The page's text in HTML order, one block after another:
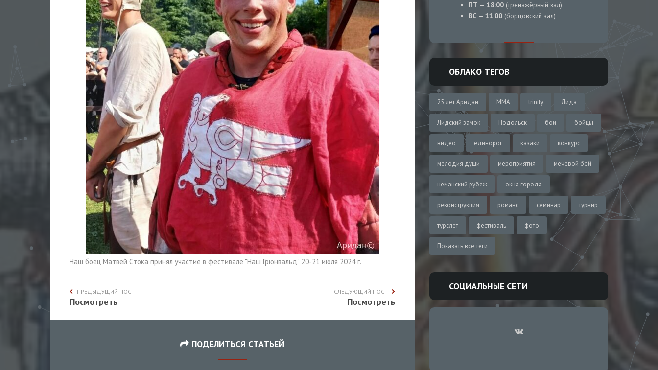
Наш боец Матвей Стока принял участие в фестивале "Наш Грюнвальд" 20-21 июля 2024 г.
ПРЕДЫДУЩИЙ ПОСТ
Посмотреть
СЛЕДУЮЩИЙ ПОСТ
Посмотреть
ПОДЕЛИТЬСЯ СТАТЬЕЙ
ПТ — 18:00 (тренажёрный зал)
ВС — 11:00 (борцовский зал)
ОБЛАКО ТЕГОВ
25 лет Аридан MMA trinity Лида
Лидский замок Подольск бои бойцы
видео единорог казаки конкурс
мелодия души мероприятия мечевой бой
неманский рубеж окна города
реконструкция романс семинар турнир
турслёт фестиваль фото
Показать все теги
СОЦИАЛЬНЫЕ СЕТИ